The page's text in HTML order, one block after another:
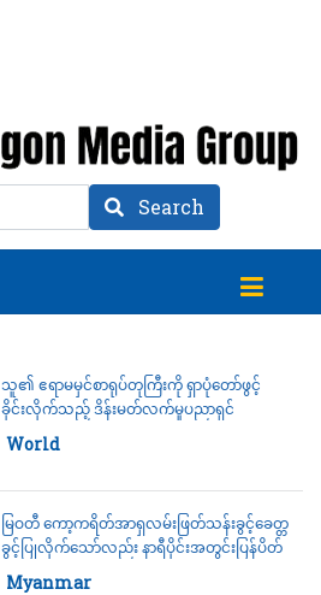
Search
သူ၏ ဧရာမမှင်စာရုပ်တုကြီးကို ရှာပုံတော်ဖွင့်
ခိုင်းလိုက်သည့် ဒိန်းမတ်လက်မှုပညာရှင်
Category:
World
မြဝတီ ကော့ကရိတ်အာရှလမ်းဖြတ်သန်းခွင့်ခေတ္တ
ခွင့်ပြုလိုက်သော်လည်း နာရီပိုင်းအတွင်းပြန်ပိတ်
Category:
Myanmar